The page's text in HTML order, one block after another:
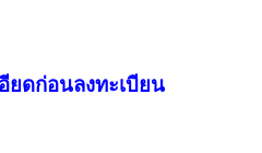
ยดก่อนลงทะเบียน